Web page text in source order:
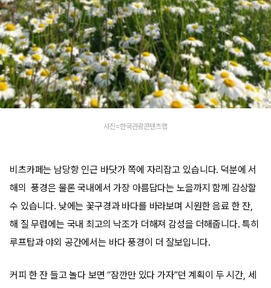
사진=한국관광콘텐츠랩
비츠카페는 남당항 인근 바닷가 쪽에 자리잡고 있습니다. 덕분에 서
해의 풍경은 물론 국내에서 가장 아름답다는 노을까지 함께 감상할
수 있습니다. 낮에는 꽃구경과 바다를 바라보며 시원한 음료 한 잔,
해 질 무렵에는 국내 최고의 낙조가 더해져 감성을 더해줍니다. 특히
루프탑과 야외 공간에서는 바다 풍경이 더 잘보입니다.
커피 한 잔 들고 놀다 보면 “잠깐만 있다 가자”던 계획이 두 시간, 세